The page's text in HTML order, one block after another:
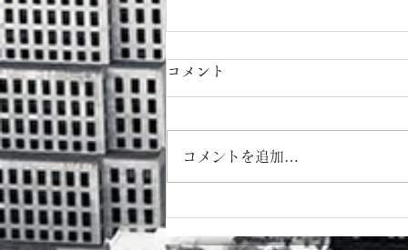
８月カレンダー
コメント
コメントを追加…